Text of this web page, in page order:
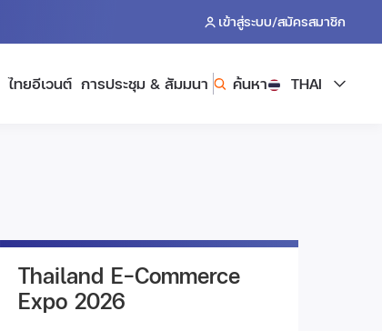
เข้าสู่ระบบ/สมัครสมาชิก
ไทยอีเวนต์ การประชุม & สัมมนา ค้นหา THAI
Thailand E-Commerce
Expo 2026